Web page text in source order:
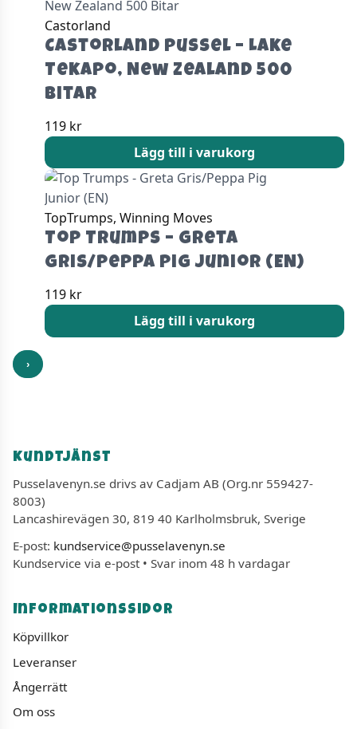
Castorland
Castorland Pussel – Lake
Tekapo, New Zealand 500
Bitar
119 kr
Lägg till i varukorg
TopTrumps, Winning Moves
Top Trumps – Greta
Gris/Peppa Pig Junior (EN)
119 kr
Lägg till i varukorg
›
Kundtjänst
Pusselavenyn.se drivs av Cadjam AB (Org.nr 559427-
8003)
Lancashirevägen 30, 819 40 Karlholmsbruk, Sverige
E-post: kundservice@pusselavenyn.se
Kundservice via e-post • Svar inom 48 h vardagar
Informationssidor
Köpvillkor
Leveranser
Ångerrätt
Om oss